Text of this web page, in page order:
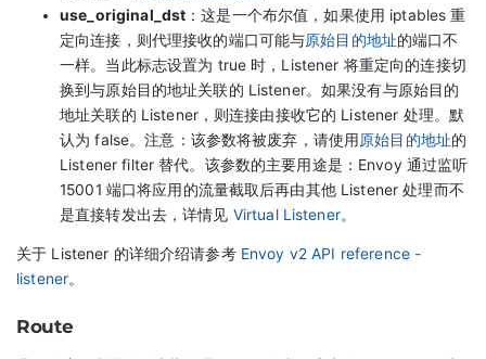
use_original_dst ：这是一个布尔值，如果使用 iptables 重
定向连接，则代理接收的端口可能与原始目的地址的端口不
一样。当此标志设置为 true 时，Listener 将重定向的连接切
换到与原始目的地址关联的 Listener。如果没有与原始目的
地址关联的 Listener，则连接由接收它的 Listener 处理。默
认为 false。注意：该参数将被废弃，请使用 原始目的地址的
Listener filter 替代。该参数的主要用途是：Envoy 通过监听
15001 端口将应用的流量截取后再由其他 Listener 处理而不
是直接转发出去，详情见 Virtual Listener。
关于 Listener 的详细介绍请参考 Envoy v2 API reference -
listener。
Route